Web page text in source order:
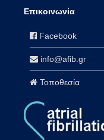
Επικοινωνία
Facebook
info@afib.gr
Τοποθεσία